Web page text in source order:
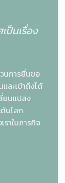
ป็นเรื่อง
นการยื่นขอ
และเข้าถึงได้
ยนแปลง
บโลก
าในภารกิจ